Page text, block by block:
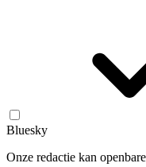
Bluesky
Onze redactie kan